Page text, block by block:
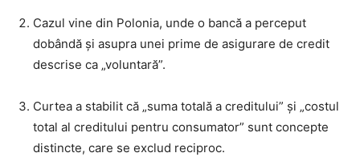
Cazul vine din Polonia, unde o bancă a perceput
dobândă și asupra unei prime de asigurare de credit
descrise ca „voluntară”.
Curtea a stabilit că „suma totală a creditului” și „costul
total al creditului pentru consumator” sunt concepte
distincte, care se exclud reciproc.